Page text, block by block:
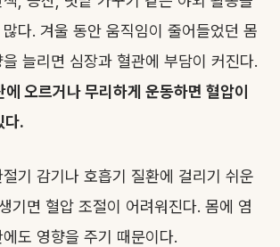
다. 겨울 동안 움직임이 줄어들었던 몸
늘리면 심장과 혈관에 부담이 커진다.
에 오르거나 무리하게 운동하면 혈압이
다.
기 감기나 호흡기 질환에 걸리기 쉬운
기면 혈압 조절이 어려워진다. 몸에 염
도 영향을 주기 때문이다.